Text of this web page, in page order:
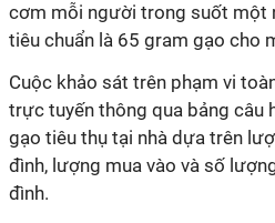
cơm mỗi người trong suốt một
tiêu chuẩn là 65 gram gạo cho
Cuộc khảo sát trên phạm vi
trực tuyến thông qua bảng câu
gạo tiêu thụ tại nhà dựa trên
đình, lượng mua vào và số
đình.